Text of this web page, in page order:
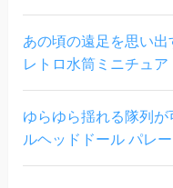
あの頃の遠足を思い
レトロ水筒ミニチュア
ゆらゆら揺れる隊列
ルヘッドドール パレ